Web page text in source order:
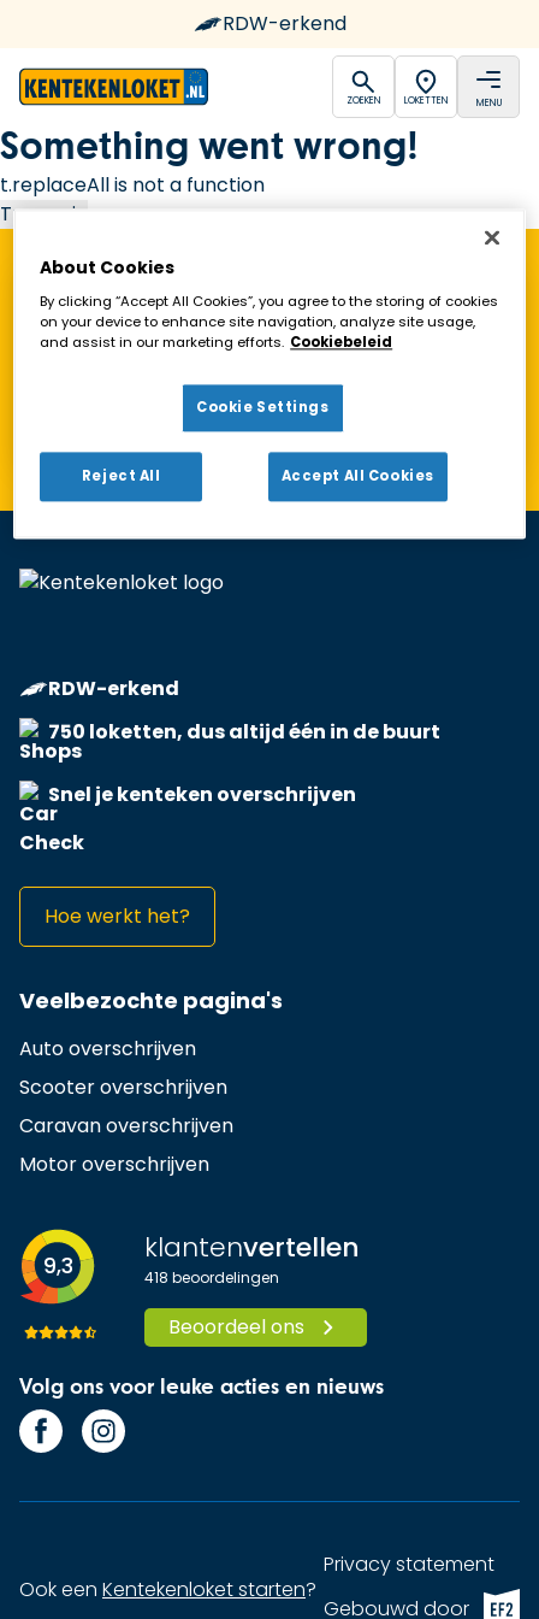
RDW-erkend
open
ZOEKEN LOKETTEN MENU
Something went wrong!
t.replaceAll is not a function
Try again
Vind een Kentekenloket in de buurt!
Toon alleen geopende loketten
RDW-erkend
750 loketten, dus altijd één in de buurt
Snel je kenteken overschrijven
Hoe werkt het?
Veelbezochte pagina's
Auto overschrijven
Scooter overschrijven
Caravan overschrijven
Motor overschrijven
9,3 klantenvertellen
418 beoordelingen
Beoordeel ons
Volg ons voor leuke acties en nieuws
Ook een Kentekenloket starten?
Privacy statement
Gebouwd doorEF2
About Cookies
By clicking “Accept All Cookies”, you agree to the storing of cookies
on your device to enhance site navigation, analyze site usage,
and assist in our marketing efforts. Cookiebeleid
Cookie Settings
Reject All Accept All Cookies